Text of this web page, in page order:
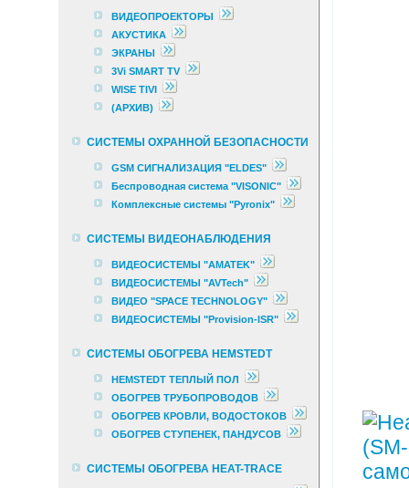
ВИДЕОПРОЕКТОРЫ
АКУСТИКА
ЭКРАНЫ
3Vi SMART TV
WISE TIVI
(АРХИВ)
СИСТЕМЫ ОХРАННОЙ БЕЗОПАСНОСТИ
GSM СИГНАЛИЗАЦИЯ "ELDES"
Беспроводная система "VISONIC"
Комплексные cистемы "Pyronix"
СИСТЕМЫ ВИДЕОНАБЛЮДЕНИЯ
ВИДЕОСИСТЕМЫ "AMATEK"
ВИДЕОСИСТЕМЫ "AVTech"
ВИДЕО "SPACE TECHNOLOGY"
ВИДЕОСИСТЕМЫ "Provision-ISR"
СИСТЕМЫ ОБОГРЕВА HEMSTEDT
HEMSTEDT ТЕПЛЫЙ ПОЛ
ОБОГРЕВ ТРУБОПРОВОДОВ
ОБОГРЕВ КРОВЛИ, ВОДОСТОКОВ
ОБОГРЕВ СТУПЕНЕК, ПАНДУСОВ
СИСТЕМЫ ОБОГРЕВА HEAT-TRACE